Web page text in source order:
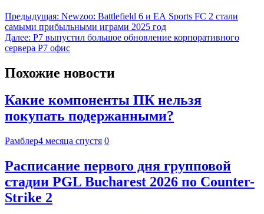
Предыдущая: Newzoo: Battlefield 6 и EA Sports FC 2 стали
самыми прибыльными играми 2025 год
Далее: Р7 выпустил большое обновление корпоративного
сервера Р7 офис
Похожие новости
Какие компоненты ПК нельзя
покупать подержанными?
Рамблер4 месяца спустя 0
Расписание первого дня групповой
стадии PGL Bucharest 2026 по Counter-
Strike 2